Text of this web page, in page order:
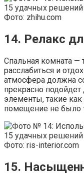
Фото: zhihu.com
14. Релакс
Спальная комната —
расслабиться и
атмосфера должна
прекрасно
элементы, такие
помещение не было
Фото: ris-interior.com
15.